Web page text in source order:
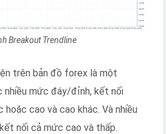
Breakout Trendline
trên bản đồ forex là một
nhiều mức đáy/đỉnh, kết nối
cao và cao khác. Và nhiều
nối cả mức cao và thấp.